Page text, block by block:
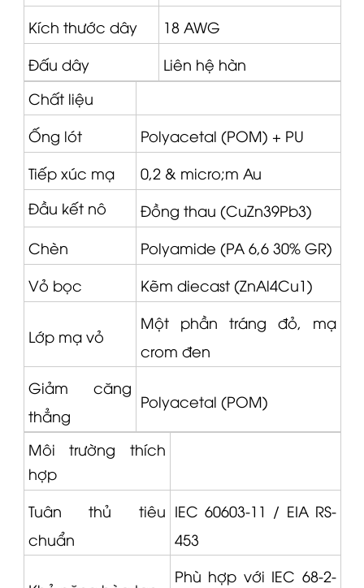
Kích thước dây
18 AWG
Đấu dây
Liên hệ hàn
Chất liệu
Ống lót
Polyacetal (POM) + PU
Tiếp xúc mạ
0,2 & micro;m Au
Đầu kết nô
Đồng thau (CuZn39Pb3)
Chèn
Polyamide (PA 6,6 30% GR)
Vỏ bọc
Kẽm diecast (ZnAl4Cu1)
Lớp mạ vỏ
Một phần tráng đỏ, mạ
crom đen
Giảm căng
thẳng
Polyacetal (POM)
Môi trường thích
hợp
Tuân thủ tiêu
chuẩn
IEC 60603-11 / EIA RS-
453
Phù hợp với IEC 68-2-